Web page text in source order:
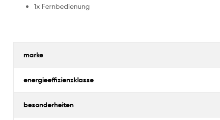
1x Fernbedienung
marke
energieeffizienzklasse
besonderheiten